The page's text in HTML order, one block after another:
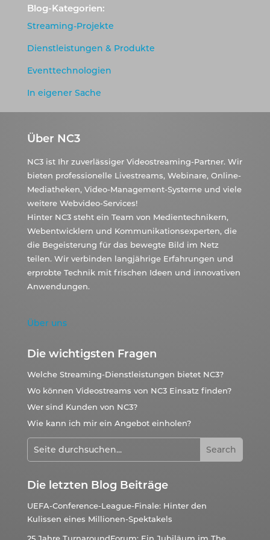
Blog-Kategorien:
Streaming-Projekte
Dienstleistungen & Produkte
Eventtechnologien
In eigener Sache
Über NC3
NC3 ist Ihr zuverlässiger Videostreaming-Partner. Wir
bieten professionelle Livestreams, Webinare, Online-
Mediatheken, Video-Management-Systeme und viele
weitere Webvideo-Services!
Hinter NC3 steht ein Team von Medientechnikern,
Webentwicklern und Kommunikationsexperten, die
die Begeisterung für das bewegte Bild im Netz
teilen. Wir verbinden langjährige Erfahrungen und
erprobte Technik mit frischen Ideen und innovativen
Anwendungen.
Über uns
Die wichtigsten Fragen
Welche Streaming-Dienstleistungen bietet NC3?
Wo können Videostreams von NC3 Einsatz finden?
Wer sind Kunden von NC3?
Wie kann ich mir ein Angebot einholen?
Die letzten Blog Beiträge
UEFA-Conference-League-Finale: Hinter den
Kulissen eines Millionen-Spektakels